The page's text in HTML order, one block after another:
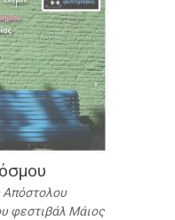
φεστιβάλ Μάιος